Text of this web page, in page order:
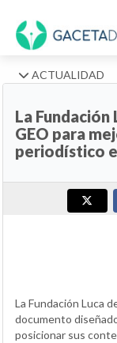
ACTUALIDAD
La Fundación
GEO para
periodístico
La Fundación Luca
documento
posicionar sus